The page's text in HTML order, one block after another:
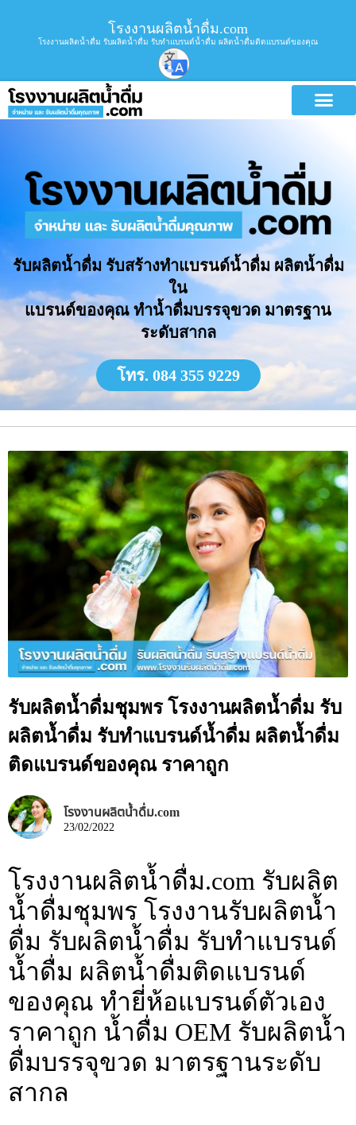
โรงงานผลิตน้ำดื่ม.com
โรงงานผลิตน้ำดื่ม รับผลิตน้ำดื่ม รับทำแบรนด์น้ำดื่ม ผลิตน้ำดื่มติดแบรนด์ของคุณ
รับผลิตน้ำดื่ม รับสร้างทำแบรนด์น้ำดื่ม ผลิตน้ำดื่ม
ใน
แบรนด์ของคุณ ทำน้ำดื่มบรรจุขวด มาตรฐาน
ระดับสากล
โทร. 084 355 9229
รับผลิตน้ำดื่มชุมพร โรงงานผลิตน้ำดื่ม รับ
ผลิตน้ำดื่ม รับทำแบรนด์น้ำดื่ม ผลิตน้ำดื่ม
ติดแบรนด์ของคุณ ราคาถูก
โรงงานผลิตน้ำดื่ม.com
23/02/2022
โรงงานผลิตน้ำดื่ม.com รับผลิต
น้ำดื่มชุมพร โรงงานรับผลิตน้ำ
ดื่ม รับผลิตน้ำดื่ม รับทำแบรนด์
น้ำดื่ม ผลิตน้ำดื่มติดแบรนด์
ของคุณ ทำยี่ห้อแบรนด์ตัวเอง
ราคาถูก น้ำดื่ม OEM รับผลิตน้ำ
ดื่มบรรจุขวด มาตรฐานระดับ
สากล